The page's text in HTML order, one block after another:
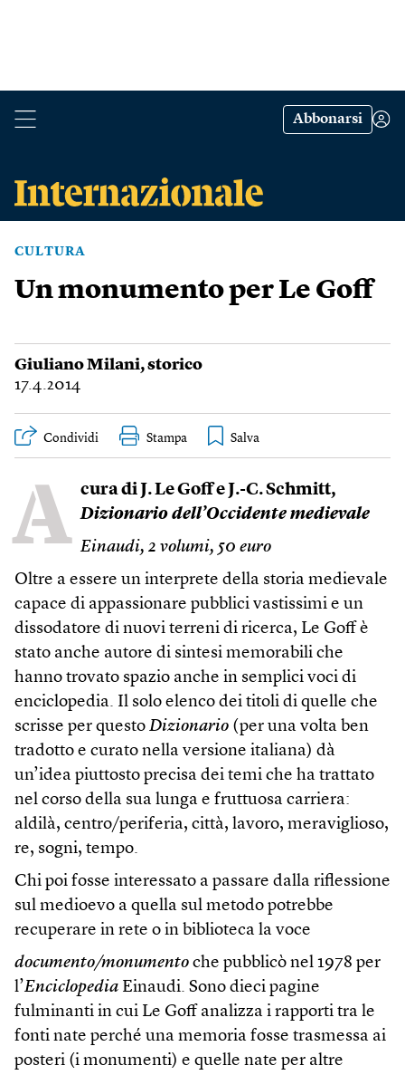
Abbonarsi
CULTURA
Un monumento per Le Goff
Giuliano Milani, storico
17.4.2014
Condividi Stampa
A cura di J. Le Goff e J.-C. Schmitt,
Dizionario dell’Occidente medievale
Einaudi, 2 volumi, 50 euro
Oltre a essere un interprete della storia medievale
capace di appassionare pubblici vastissimi e un
dissodatore di nuovi terreni di ricerca, Le Goff è
stato anche autore di sintesi memorabili che
hanno trovato spazio anche in semplici voci di
enciclopedia. Il solo elenco dei titoli di quelle che
scrisse per questo Dizionario (per una volta ben
tradotto e curato nella versione italiana) dà
un’idea piuttosto precisa dei temi che ha trattato
nel corso della sua lunga e fruttuosa carriera:
aldilà, centro/periferia, città, lavoro, meraviglioso,
re, sogni, tempo.
Chi poi fosse interessato a passare dalla riflessione
sul medioevo a quella sul metodo potrebbe
recuperare in rete o in biblioteca la voce
documento/monumento che pubblicò nel 1978 per
l’Enciclopedia Einaudi. Sono dieci pagine
fulminanti in cui Le Goff analizza i rapporti tra le
fonti nate perché una memoria fosse trasmessa ai
posteri (i monumenti) e quelle nate per altre